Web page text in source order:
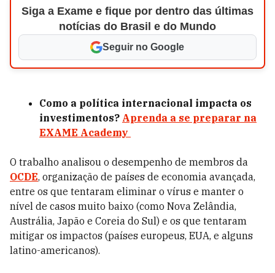
Siga a Exame e fique por dentro das últimas
notícias do Brasil e do Mundo
Seguir no Google
Como a política internacional impacta os
investimentos? Aprenda a se preparar na
EXAME Academy
O trabalho analisou o desempenho de membros da
OCDE, organização de países de economia avançada,
entre os que tentaram eliminar o vírus e manter o
nível de casos muito baixo (como Nova Zelândia,
Austrália, Japão e Coreia do Sul) e os que tentaram
mitigar os impactos (países europeus, EUA, e alguns
latino-americanos).